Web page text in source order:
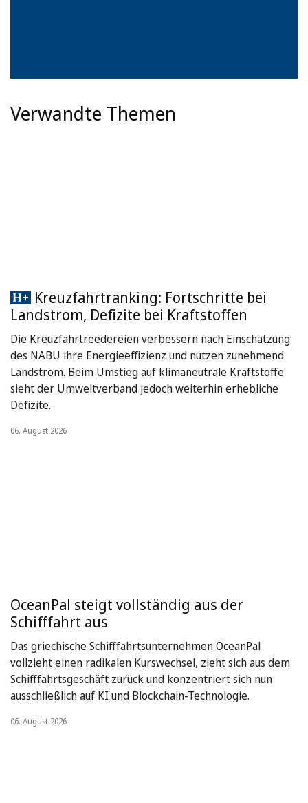
Verwandte Themen
Kreuzfahrtranking: Fortschritte bei
Landstrom, Defizite bei Kraftstoffen
Die Kreuzfahrtreedereien verbessern nach Einschätzung
des NABU ihre Energieeffizienz und nutzen zunehmend
Landstrom. Beim Umstieg auf klimaneutrale Kraftstoffe
sieht der Umweltverband jedoch weiterhin erhebliche
Defizite.
06. August 2026
OceanPal steigt vollständig aus der
Schifffahrt aus
Das griechische Schifffahrtsunternehmen OceanPal
vollzieht einen radikalen Kurswechsel, zieht sich aus dem
Schifffahrtsgeschäft zurück und konzentriert sich nun
ausschließlich auf KI und Blockchain-Technologie.
06. August 2026